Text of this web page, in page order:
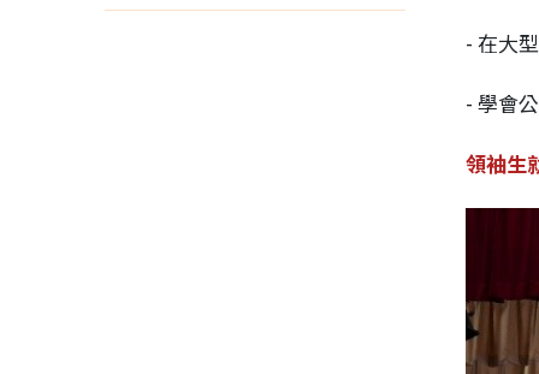
- 在大
- 學會
領袖生